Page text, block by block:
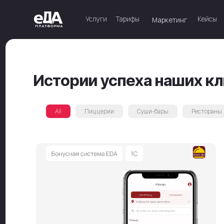
Услуги Кейсы
Тарифы Маркетинг
Услуги Кейсы
Тарифы Маркетинг
Истории успеха наших
All Пиццерии Суши-бары Рестораны